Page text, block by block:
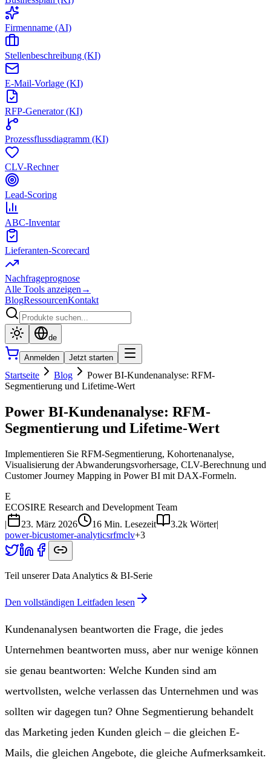
Firmenname (AI)
Stellenbeschreibung (KI)
E-Mail-Vorlage (KI)
RFP-Generator (KI)
Prozessflussdiagramm (KI)
CLV-Rechner
Lead-Scoring
ABC-Inventar
Lieferanten-Scorecard
Nachfrageprognose
Alle Tools anzeigen →
BlogRessourcenKontakt
de
Anmelden Jetzt starten
Startseite Blog
Power BI-Kundenanalyse: RFM-
Segmentierung und Lifetime-Wert
Power BI-Kundenanalyse: RFM-
Segmentierung und Lifetime-Wert
Implementieren Sie RFM-Segmentierung, Kohortenanalyse,
Visualisierung der Abwanderungsvorhersage, CLV-Berechnung und
Customer Journey Mapping in Power BI mit DAX-Formeln.
E
ECOSIRE Research and Development Team
|
23. März 2026 16 Min. Lesezeit 3.2k Wörter|
power-bicustomer-analyticsrfmclv+3
Teil unserer Data Analytics & BI-Serie
Den vollständigen Leitfaden lesen
Kundenanalysen beantworten die Frage, die jedes
Unternehmen beantworten muss, aber nur wenige können
sie genau beantworten: Welche Kunden sind am
wertvollsten, welche verlassen das Unternehmen und was
sollten wir dagegen tun? Ohne Segmentierung behandelt
das Marketing jeden Kunden gleich – die gleichen E-
Mails, die gleichen Angebote, die gleiche Aufmerksamkeit.